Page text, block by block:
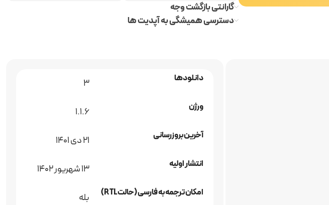
گارانتی بازگشت وجه
دسترسی همیشگی به آپدیت ها
دانلودها 3
ورژن 1.1.6
آخرین بروزرسانی 21 دی 1401
انتشار اولیه 13 شهریور 1402
امکان ترجمه به فارسی (حالت RTL) بله